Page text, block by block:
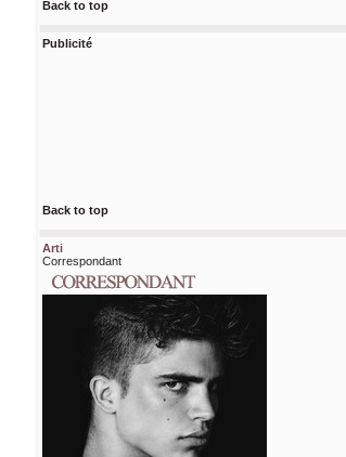
Back to top
Publicité
Back to top
Arti
Correspondant